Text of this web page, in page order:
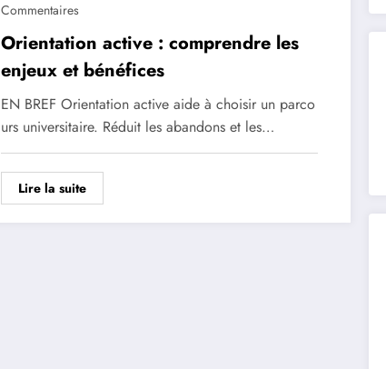
Commentaires
Orientation active : comprendre les
enjeux et bénéfices
EN BREF Orientation active aide à choisir un parco
urs universitaire. Réduit les abandons et les…
Lire la suite